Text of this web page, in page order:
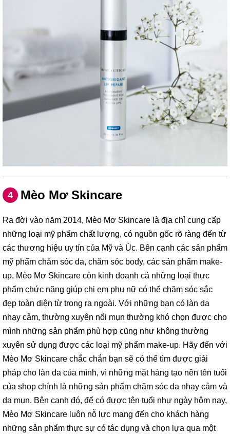
4 Mèo Mơ Skincare
Ra đời vào năm 2014, Mèo Mơ Skincare là địa chỉ cung cấp
những loại mỹ phẩm chất lượng, có nguồn gốc rõ ràng đến từ
các thương hiệu uy tín của Mỹ và Úc. Bên cạnh các sản phẩm
mỹ phẩm chăm sóc da, chăm sóc body, các sản phẩm make-
up, Mèo Mơ Skincare còn kinh doanh cả những loại thực
phẩm chức năng giúp chị em phụ nữ có thể chăm sóc sắc
đẹp toàn diện từ trong ra ngoài. Với những bạn có làn da
nhạy cảm, thường xuyên nổi mụn thường khó chọn được cho
mình những sản phẩm phù hợp cũng như không thường
xuyên sử dụng được các loại mỹ phẩm make-up. Hãy đến với
Mèo Mơ Skincare chắc chắn bạn sẽ có thể tìm được giải
pháp cho làn da của mình, vì những mặt hàng tạo nên tên tuổi
của shop chính là những sản phẩm chăm sóc da nhạy cảm và
da mụn. Bên cạnh đó, để có được tên tuổi như ngày hôm nay,
Mèo Mơ Skincare luôn nỗ lực mang đến cho khách hàng
những sản phẩm thực sự có tác dụng và chọn lựa qua một